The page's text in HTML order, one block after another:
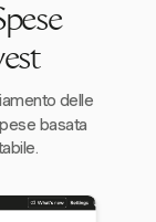
delle
basata